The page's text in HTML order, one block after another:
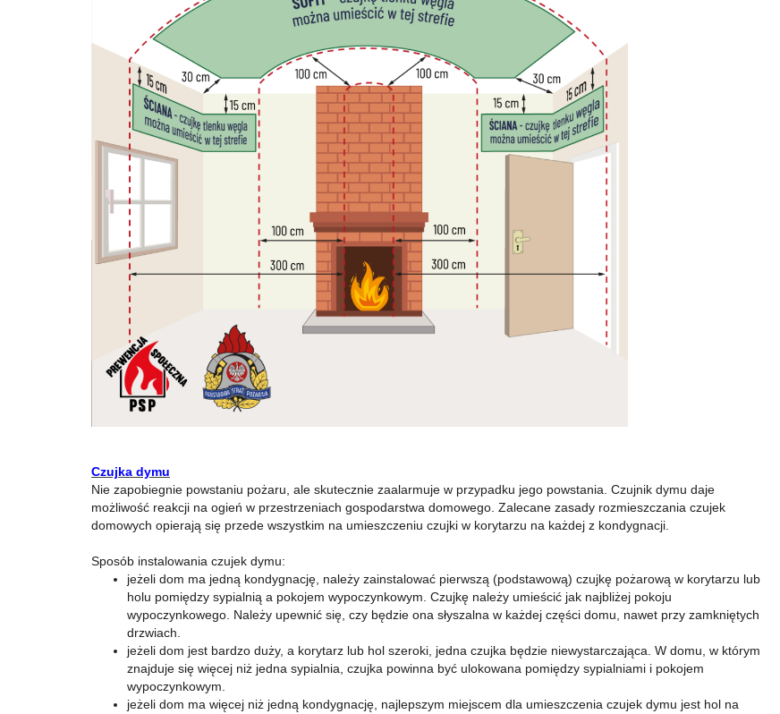
Czujka dymu
Nie zapobiegnie powstaniu pożaru, ale skutecznie zaalarmuje w przypadku jego powstania. Czujnik dymu daje
możliwość reakcji na ogień w przestrzeniach gospodarstwa domowego. Zalecane zasady rozmieszczania czujek
domowych opierają się przede wszystkim na umieszczeniu czujki w korytarzu na każdej z kondygnacji.
Sposób instalowania czujek dymu:
jeżeli dom ma jedną kondygnację, należy zainstalować pierwszą (podstawową) czujkę pożarową w korytarzu lub
holu pomiędzy sypialnią a pokojem wypoczynkowym. Czujkę należy umieścić jak najbliżej pokoju
wypoczynkowego. Należy upewnić się, czy będzie ona słyszalna w każdej części domu, nawet przy zamkniętych
drzwiach.
jeżeli dom jest bardzo duży, a korytarz lub hol szeroki, jedna czujka będzie niewystarczająca. W domu, w którym
znajduje się więcej niż jedna sypialnia, czujka powinna być ulokowana pomiędzy sypialniami i pokojem
wypoczynkowym.
jeżeli dom ma więcej niż jedną kondygnację, najlepszym miejscem dla umieszczenia czujek dymu jest hol na